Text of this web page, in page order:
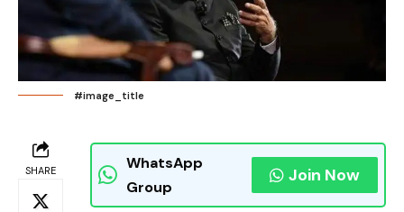
#image_title
SHARE
WhatsApp
Group
Join Now